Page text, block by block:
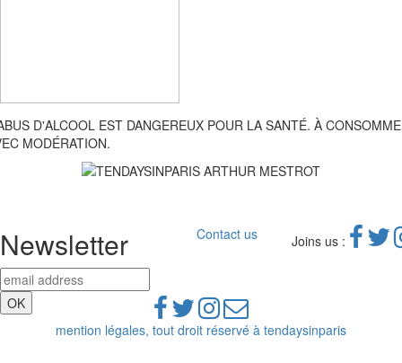
D'ALCOOL EST DANGEREUX POUR LA SANTÉ. À
MODÉRATION.
Newsletter Contact us Joins us :
mention légales, tout droit réservé à tendaysinparis